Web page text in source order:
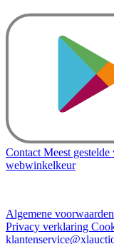
Contact Meest gestelde
webwinkelkeur
Algemene voorwaarden
Privacy verklaring